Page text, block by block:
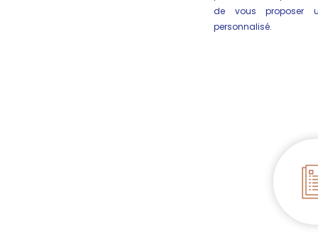
de vous proposer
personnalisé.